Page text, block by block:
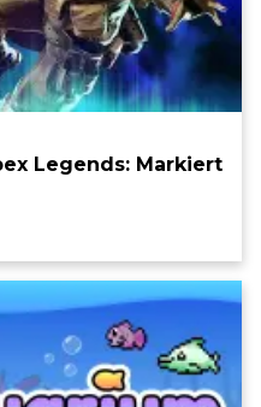
Legends: Markiert